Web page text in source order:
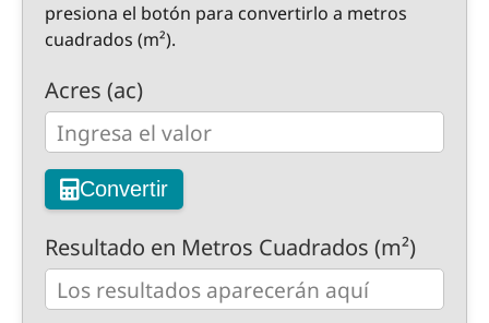
presiona el botón para convertirlo a metros
cuadrados (m²).
Acres (ac)
Convertir
Resultado en Metros Cuadrados (m²)